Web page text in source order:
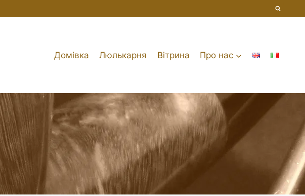
Домівка Люлькарня Вітрина Про нас